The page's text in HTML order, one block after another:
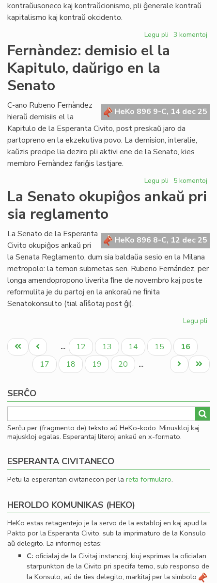
kontraŭusoneco kaj kontraŭcionismo, pli ĝenerale kontraŭ
kapitalismo kaj kontraŭ okcidento.
Legu pli pri
Tage
3 komentoj
Fernàndez: demisio el la
Kapitulo, daŭrigo en la
Senato
HeKo 896 9-C, 14 dec 25
C-ano Rubeno Fernàndez
hieraŭ demisiis el la
Kapitulo de la Esperanta Civito, post preskaŭ jaro da
partopreno en la ekzekutiva povo. La demision, interalie,
kaŭzis precipe lia deziro pli aktivi ene de la Senato, kies
membro Fernàndez fariĝis lastjare.
Legu pli pri
Fernàndez:
demisio
Kapitulo,
daŭrigo
en
la
Senato
5 komentoj
La Senato okupiĝos ankaŭ pri
sia reglamento
HeKo 896 8-C, 12 dec 25
La Senato de la Esperanta
Civito okupiĝos ankaŭ pri
la Senata Reglamento, dum sia baldaŭa sesio en la Milana
metropolo: la temon submetas sen. Rubeno Fernández, per
longa amendopropono liverita ﬁne de novembro kaj poste
reformulita je du partoj en la ankoraŭ ne ﬁnita
Senatokonsulto (tial aﬁŝotaj post ĝi).
Legu pli
pri
Pagination
Unua
paĝo
Antaŭa
paĝo
… Paĝo
12 Paĝo
13 Paĝo
14 Paĝo
15
Aktuala
paĝo
16
Paĝo
17 Paĝo
18 Paĝo
19 Paĝo
20 …
Last
page
Next
page
SERĈO
Serĉu per (fragmento de) teksto aŭ HeKo-kodo. Minuskloj kaj
majuskloj egalas. Esperantaj literoj ankaŭ en x-formato.
ESPERANTA CIVITANECO
Petu la esperantan civitanecon per la reta formularo.
HEROLDO KOMUNIKAS (HEKO)
HeKo estas retagentejo je la servo de la establoj en kaj apud la
Pakto por la Esperanta Civito, sub la imprimaturo de la Konsulo
aŭ delegito. La informoj estas:
C: oﬁcialaj de la Civitaj instancoj, kiuj esprimas la oﬁcialan
starpunkton de la Civito pri specifa temo, sub responso de
la Konsulo, aŭ de ties delegito, markitaj per la simbolo
.